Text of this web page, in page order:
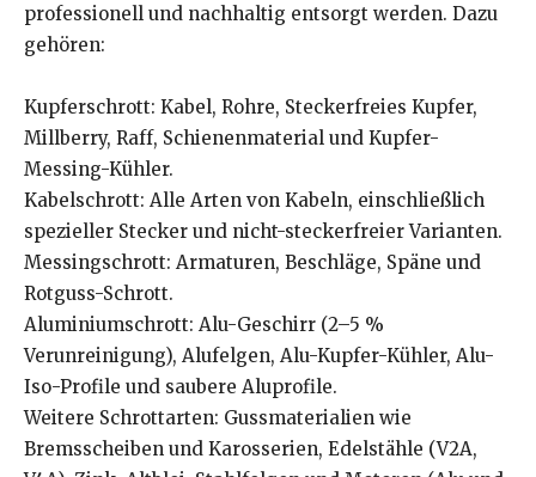
professionell und nachhaltig entsorgt werden. Dazu
gehören:
Kupferschrott: Kabel, Rohre, Steckerfreies Kupfer,
Millberry, Raff, Schienenmaterial und Kupfer-
Messing-Kühler.
Kabelschrott: Alle Arten von Kabeln, einschließlich
spezieller Stecker und nicht-steckerfreier Varianten.
Messingschrott: Armaturen, Beschläge, Späne und
Rotguss-Schrott.
Aluminiumschrott: Alu-Geschirr (2–5 %
Verunreinigung), Alufelgen, Alu-Kupfer-Kühler, Alu-
Iso-Profile und saubere Aluprofile.
Weitere Schrottarten: Gussmaterialien wie
Bremsscheiben und Karosserien, Edelstähle (V2A,